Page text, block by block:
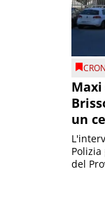
un
del